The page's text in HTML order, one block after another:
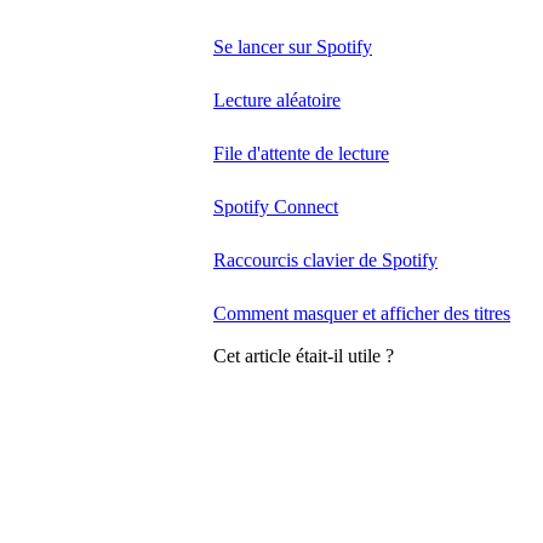
Se lancer sur Spotify
Lecture aléatoire
File d'attente de lecture
Spotify Connect
Raccourcis clavier de Spotify
Comment masquer et afficher des titres
Cet article était-il utile ?